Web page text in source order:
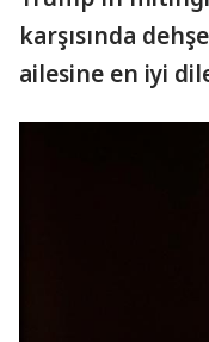
karşısında
ailesine en iyi